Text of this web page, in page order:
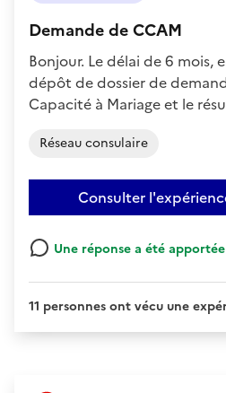
Demande de CCAM
Bonjour. Le délai de 6 mois,
dépôt de dossier de
Capacité à Mariage et le
Réseau consulaire
Consulter
Une réponse a été
11 personnes ont vécu une